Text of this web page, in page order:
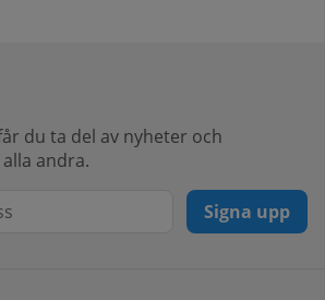
du ta del av nyheter och
andra.
Signa upp